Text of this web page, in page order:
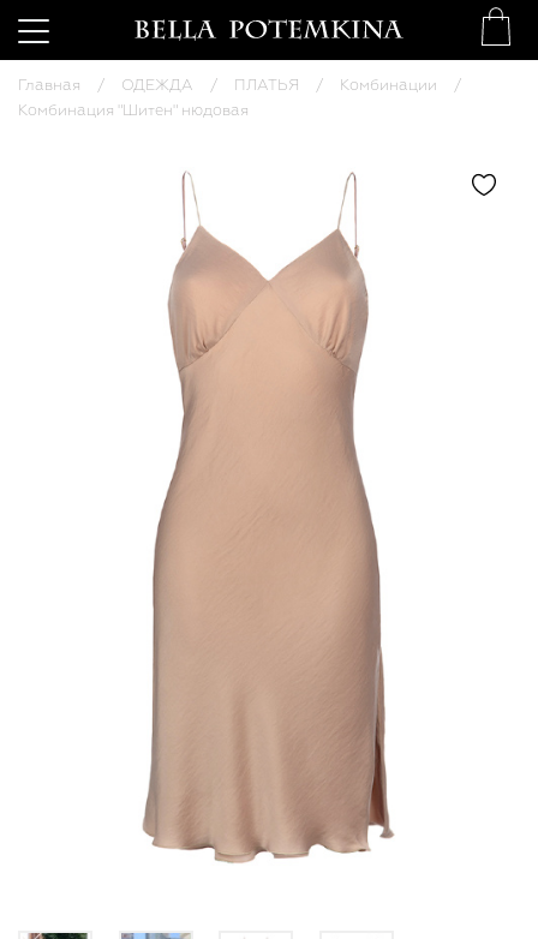
Главная ОДЕЖДА ПЛАТЬЯ
Комбинации
Комбинация "Шитен" нюдовая